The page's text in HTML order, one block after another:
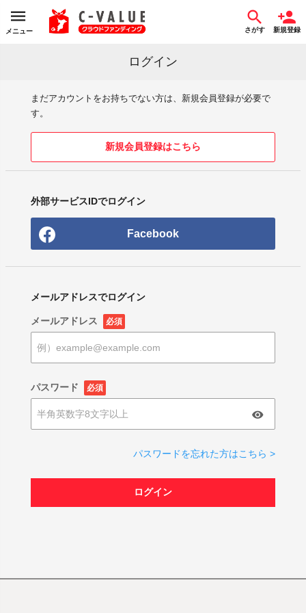
メニュー さがす 新規登録
ログイン
まだアカウントをお持ちでない方は、新規会員登録が必要で
す。
新規会員登録はこちら
外部サービスIDでログイン
Facebook
メールアドレスでログイン
メールアドレス 必須
パスワード 必須
パスワードを忘れた方はこちら >
ログイン